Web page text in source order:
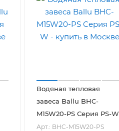
Водяная тепловая
завеса Ballu BHC-
M15W20-PS Серия PS-W
Арт.: BHC-M15W20-PS